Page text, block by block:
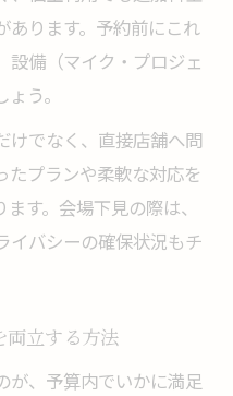
あります。予約前にこれ
設備（マイク・プロジェ
う。
けでなく、直接店舗へ問
たプランや柔軟な対応を
す。会場下見の際は、
イバシーの確保状況もチ
両立する方法
が、予算内でいかに満足